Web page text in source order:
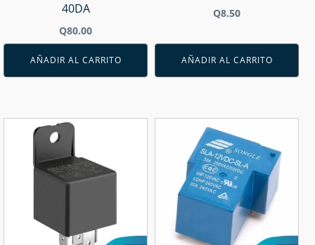
40DA
Q80.00
AÑADIR AL CARRITO
Q8.50
AÑADIR AL CARRITO